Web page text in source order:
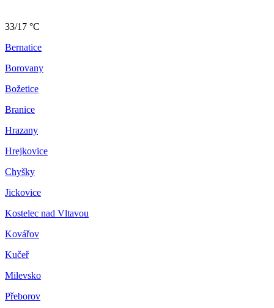
33/17 °C
Bernatice
Borovany
Božetice
Branice
Hrazany
Hrejkovice
Chyšky
Jickovice
Kostelec nad Vltavou
Kovářov
Kučeř
Milevsko
Přeborov